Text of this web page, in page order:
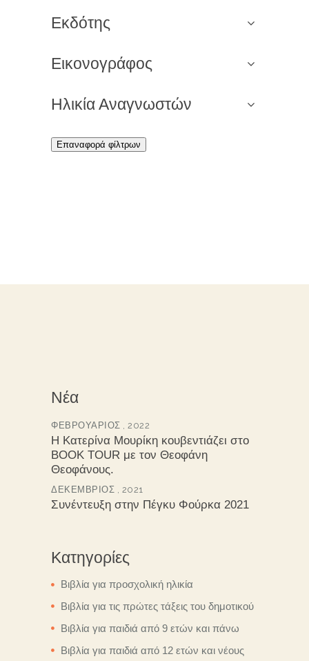
Εκδότης
Εικονογράφος
Ηλικία Αναγνωστών
Επαναφορά φίλτρων
Νέα
ΦΕΒΡΟΥΆΡΙΟΣ , 2022
Η Κατερίνα Μουρίκη κουβεντιάζει στο
BOOK TOUR με τον Θεοφάνη
Θεοφάνους.
ΔΕΚΈΜΒΡΙΟΣ , 2021
Συνέντευξη στην Πέγκυ Φούρκα 2021
Κατηγορίες
Βιβλία για προσχολική ηλικία
Βιβλία για τις πρώτες τάξεις του δημοτικού
Βιβλία για παιδιά από 9 ετών και πάνω
Βιβλία για παιδιά από 12 ετών και νέους